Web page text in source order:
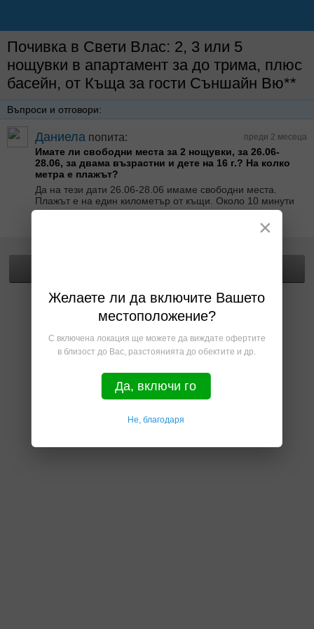
Почивка в Свети Влас: 2, 3 или 5
нощувки в апартамент за до трима, плюс
басейн, от Къща за гости Съншайн Вю**
Въпроси и отговори:
преди 2 месеца
Даниела попита:
Имате ли свободни места за 2 нощувки, за 26.06-
28.06, за двама възрастни и дете на 16 г.? На колко
метра е плажът?
Да на тези дати 26.06-28.06 имаме свободни места.
Плажът е на един километър от къщи. Около 10 минути
нормално ходене.
×
Желаете ли да включите Вашето
местоположение?
С включена локация ще можете да виждате офертите
в близост до Вас, разстоянията до обектите и др.
Да, включи го
Не, благодаря